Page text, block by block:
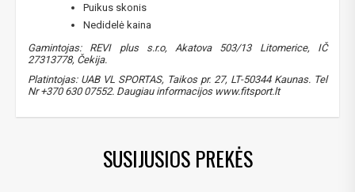
Puikus skonis
Nedidelė kaina
Gamintojas: REVI plus s.r.o, Akatova 503/13 Litomerice, IČ
27313778, Čekija.
Platintojas: UAB VL SPORTAS, Taikos pr. 27, LT-50344 Kaunas. Tel
Nr +370 630 07552. Daugiau informacijos www.fitsport.lt
SUSIJUSIOS PREKĖS
NUOLAIDA TAU!
Gauk-10%* nuolaidos kodą apsipirkimui (daugeliui
prekių) bei nepraleisk kitų geriausių pasiūlymų!
Prenumeruok mūsų naujienlaiškį jau dabar!